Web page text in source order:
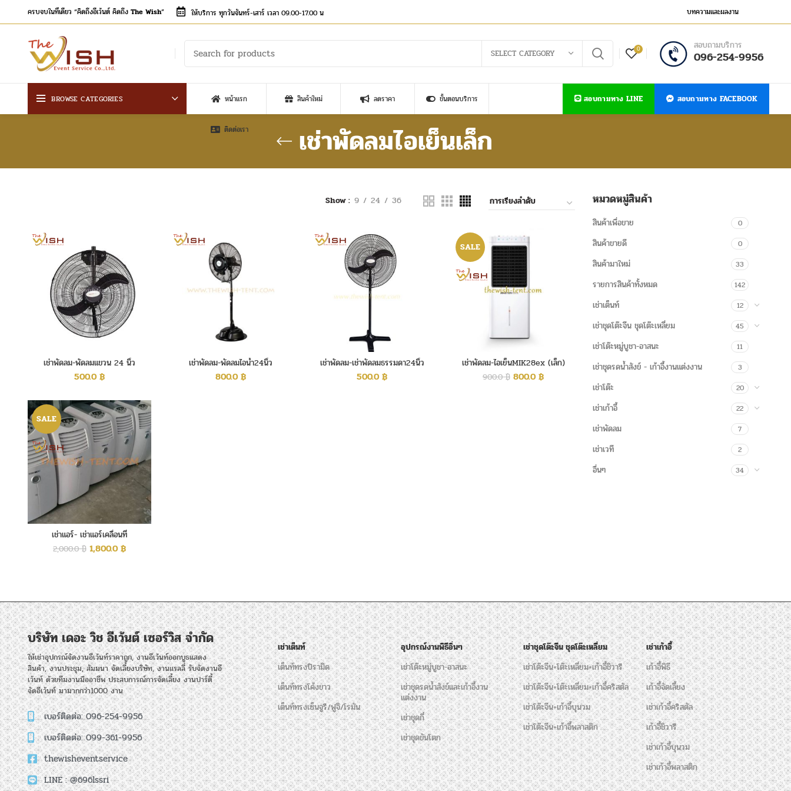
ครบจบในที่เดียว “คิดถึงอีเว้นต์ คิดถึง The Wish” ให้บริการ ทุกวันจันทร์-เสาร์ เวลา 09.00-17.00 น บทความและผลงาน
SELECT CATEGORY 0 สอบถามบริการ
096-254-9956
BROWSE CATEGORIES หน้าแรก สินค้าใหม่ ลดราคา ขั้นตอนบริการ
ติดต่อเรา
สอบถามทาง LINE สอบถามทาง FACEBOOK
เช่าพัดลมไอเย็นเล็ก
หมวดหมู่สินค้า
สินค้าเพื่อขาย 0
สินค้าขายดี 0
สินค้ามาใหม่ 33
รายการสินค้าทั้งหมด 142
เช่าเต็นท์ 12
เช่าชุดโต๊ะจีน ชุดโต๊ะเหลี่ยม 45
เช่าโต๊ะหมู่บูชา-อาสนะ 11
เช่าชุดรดน้ำสังข์ - เก้าอี้งานแต่งงาน 3
เช่าโต๊ะ 20
เช่าเก้าอี้ 22
เช่าพัดลม 7
เช่าเวที 2
อื่นๆ 34
Show 9 24 36
เช่าพัดลม-พัดลมแขวน 24 นิ้ว
500.0 ฿
เช่าพัดลม-พัดลมไอน้ำ24นิ้ว
800.0 ฿
เช่าพัดลม-เช่าพัดลมธรรมดา24นิ้ว
500.0 ฿
SALE
เช่าพัดลม-ไอเย็นMIK28ex (เล็ก)
900.0฿ 800.0 ฿
SALE
เช่าแอร์- เช่าแอร์เคลื่อนที่
2,000.0฿ 1,800.0 ฿
บริษัท เดอะ วิช อีเว้นต์ เซอร์วิส จำกัด
ให้เช่าอุปกรณ์จัดงานอีเว้นท์ราคาถูก, งานอีเว้นท์ออกบูธแสดง
สินค้า, งานประชุม, สัมมนา จัดเลี้ยงบริษัท, งานแรลลี่ รับจัดงานอี
เว้นท์ ด้วยทีมงานมืออาชีพ ประสบการณ์การจัดเลี้ยง งานปาร์ตี้
จัดอีเว้นท์ มามากกว่า1000 งาน
เบอร์ติดต่อ: 096-254-9956
เบอร์ติดต่อ: 099-361-9956
thewisheventservice
LINE : @696lssri
เช่าเต็นท์
เต็นท์ทรงปิรามิด
เต็นท์ทรงโค้งขาว
เต็นท์ทรงเซ็นจูรี/ฟูจิ/โรมัน
อุปกรณ์งานพิธีอิ่นๆ
เช่าโต๊ะหมู่บูชา-อาสนะ
เช่าชุดรดน้ำสังข์และเก้าอี้งาน
แต่งงาน
เช่าชุดกี๋
เช่าชุดขันโตก
เช่าชุดโต๊ะจีน ชุดโต๊ะเหลี่ยม
เช่าโต๊ะจีน+โต๊ะเหลี่ยม+เก้าอี้ชิวารี
เช่าโต๊ะจีน+โต๊ะเหลี่ยม+เก้าอี้คริสตัล
เช่าโต๊ะจีน+เก้าอี้บุนวม
เช่าโต๊ะจีน+เก้าอี้พลาสติก
เช่าเก้าอี้
เก้าอี้พิธี
เก้าอี้จัดเลี้ยง
เช่าเก้าอี้คริสตัล
เก้าอี้ชิวารี
เช่าเก้าอี้บุนวม
เช่าเก้าอี้พลาสติก